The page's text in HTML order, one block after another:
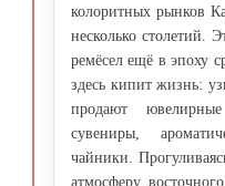
колоритных рынков
несколько столетий.
ремёсел ещё в эпоху
здесь кипит жизнь:
продают
сувениры,
чайники.
атмосферу